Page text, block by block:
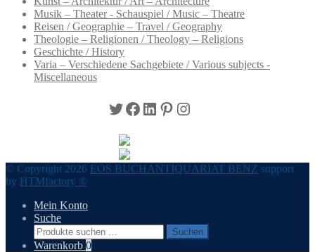
Musik – Theater - Schauspiel / Music – Theatre
Reisen / Geographie – Travel / Geography
Theologie – Religionen / Theology – Religions
Geschichte / History
Varia – Verschiedene Sachgebiete / Various subjects -
Miscellaneous
Twitter
Facebook
LinkedIn
Pinterest
Instagram
© Copyright 2026 EOS BUCHANTIQUARIAT BENZ support
by HTMfactory ®
Mein Konto
Suche
Suchen
nach:
Suchen
Warenkorb 0